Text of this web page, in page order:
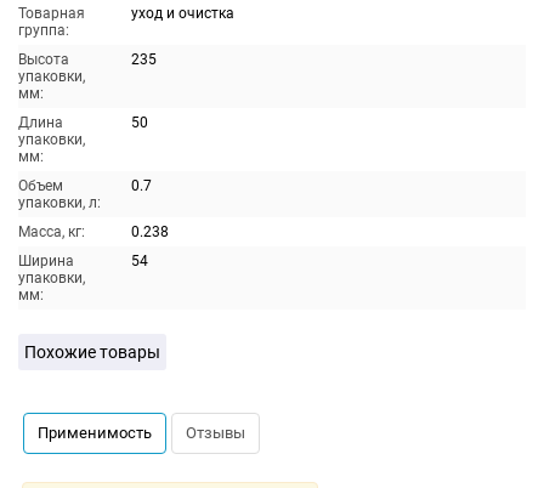
Товарная
группа:
уход и очистка
Высота
упаковки,
мм:
235
Длина
упаковки,
мм:
50
Объем
упаковки, л:
0.7
Масса, кг:
0.238
Ширина
упаковки,
мм:
54
Похожие товары
Применимость Отзывы